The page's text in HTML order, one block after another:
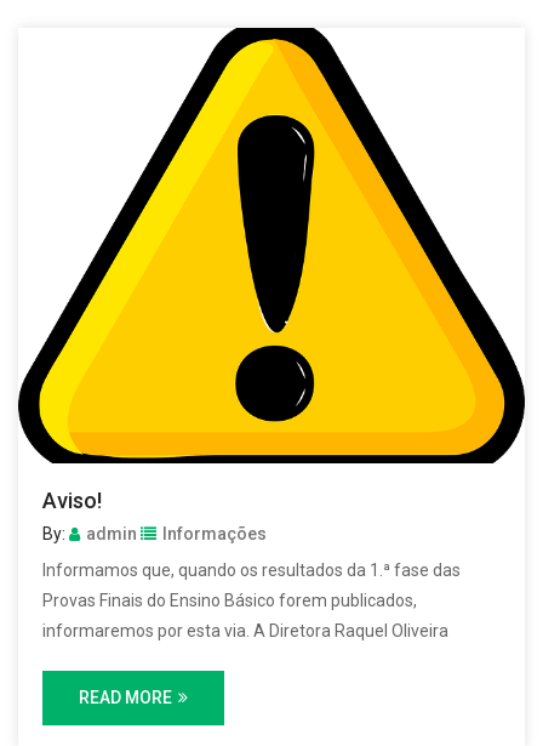
Aviso!
By: admin
Informações
Informamos que, quando os resultados da 1.ª fase das
Provas Finais do Ensino Básico forem publicados,
informaremos por esta via. A Diretora Raquel Oliveira
READ MORE